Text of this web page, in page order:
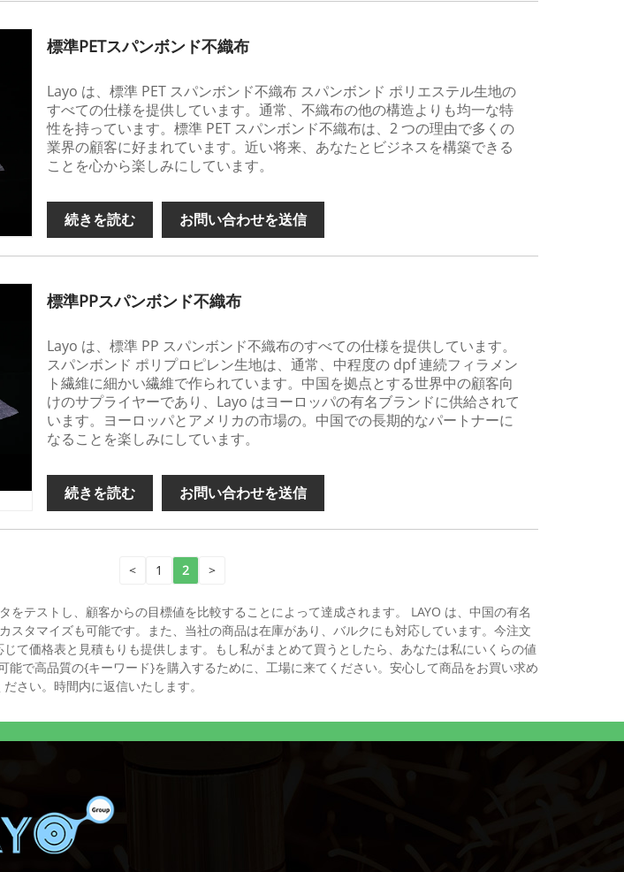
標準PETスパンボンド不織布
Layo は、標準 PET スパンボンド不織布 スパンボンド ポリエステル生地の
すべての仕様を提供しています。通常、不織布の他の構造よりも均一な特
性を持っています。標準 PET スパンボンド不織布は、2 つの理由で多くの
業界の顧客に好まれています。近い将来、あなたとビジネスを構築できる
ことを心から楽しみにしています。
続きを読む お問い合わせを送信
標準PPスパンボンド不織布
Layo は、標準 PP スパンボンド不織布のすべての仕様を提供しています。
スパンボンド ポリプロピレン生地は、通常、中程度の dpf 連続フィラメン
ト繊維に細かい繊維で作られています。中国を拠点とする世界中の顧客向
けのサプライヤーであり、Layo はヨーロッパの有名ブランドに供給されて
います。ヨーロッパとアメリカの市場の。中国での長期的なパートナーに
なることを楽しみにしています。
続きを読む お問い合わせを送信
< 1 2 >
テストし、顧客からの目標値を比較することによって達成されます。 LAYO は、中国の有名
タマイズも可能です。また、当社の商品は在庫があり、バルクにも対応しています。今注文
て価格表と見積もりも提供します。もし私がまとめて買うとしたら、あなたは私にいくらの値
で高品質の{キーワード}を購入するために、工場に来てください。安心して商品をお買い求め
さい。時間内に返信いたします。